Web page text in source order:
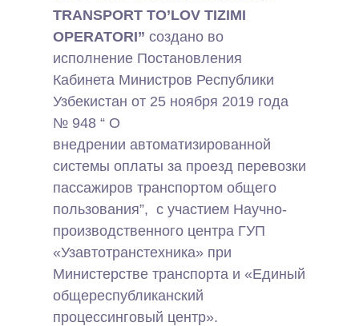
TRANSPORT TO’LOV TIZIMI
OPERATORI” создано во
исполнение Постановления
Кабинета Министров Республики
Узбекистан от 25 ноября 2019 года
№ 948 “ О
внедрении автоматизированной
системы оплаты за проезд перевозки
пассажиров транспортом общего
пользования”, с участием Научно-
производственного центра ГУП
«Узавтотранстехника» при
Министерстве транспорта и «Единый
общереспубликанский
процессинговый центр».